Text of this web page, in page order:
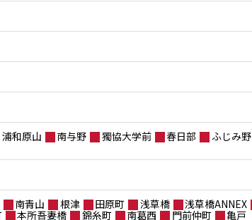
浦和原山 南与野 獨協大学前 春日部 ふじみ野
南青山 根津 田原町 浅草橋 浅草橋ANNEX
本所吾妻橋 錦糸町 南葛西 門前仲町
亀戸